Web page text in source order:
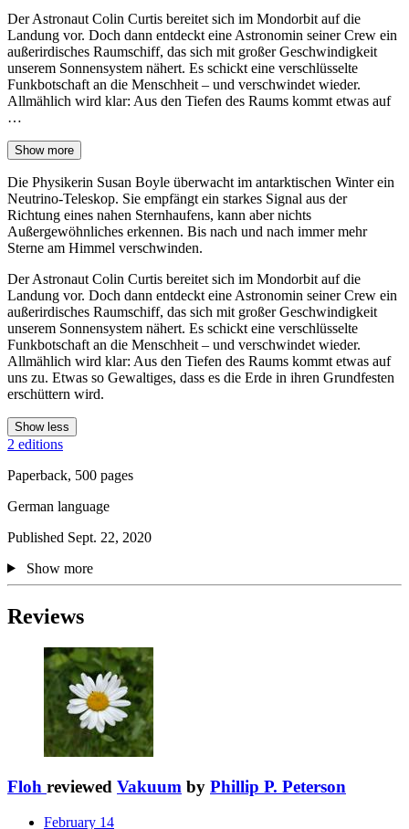
Der Astronaut Colin Curtis bereitet sich im Mondorbit auf die
Landung vor. Doch dann entdeckt eine Astronomin seiner Crew ein
außerirdisches Raumschiff, das sich mit großer Geschwindigkeit
unserem Sonnensystem nähert. Es schickt eine verschlüsselte
Funkbotschaft an die Menschheit – und verschwindet wieder.
Allmählich wird klar: Aus den Tiefen des Raums kommt etwas auf
…
Show more
Die Physikerin Susan Boyle überwacht im antarktischen Winter ein
Neutrino-Teleskop. Sie empfängt ein starkes Signal aus der
Richtung eines nahen Sternhaufens, kann aber nichts
Außergewöhnliches erkennen. Bis nach und nach immer mehr
Sterne am Himmel verschwinden.
Der Astronaut Colin Curtis bereitet sich im Mondorbit auf die
Landung vor. Doch dann entdeckt eine Astronomin seiner Crew ein
außerirdisches Raumschiff, das sich mit großer Geschwindigkeit
unserem Sonnensystem nähert. Es schickt eine verschlüsselte
Funkbotschaft an die Menschheit – und verschwindet wieder.
Allmählich wird klar: Aus den Tiefen des Raums kommt etwas auf
uns zu. Etwas so Gewaltiges, dass es die Erde in ihren Grundfesten
erschüttern wird.
Show less
2 editions
Paperback, 500 pages
German language
Published Sept. 22, 2020
Show more
Reviews
Floh reviewed Vakuum by Phillip P. Peterson
February 14